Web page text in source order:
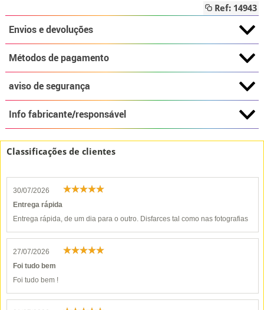
Ref: 14943
Envios e devoluções
Métodos de pagamento
aviso de segurança
Info fabricante/responsável
Classificações de clientes
30/07/2026
Entrega rápida
Entrega rápida, de um dia para o outro. Disfarces tal como nas fotografias
27/07/2026
Foi tudo bem
Foi tudo bem !